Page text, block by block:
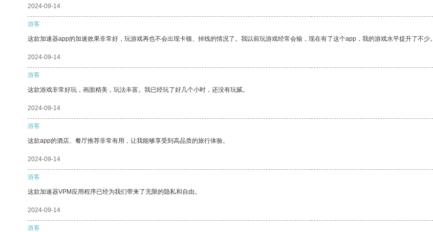
2024-09-14
游客
这款加速器app的加速效果非常好，玩游戏再也不会出现卡顿、掉线的情况了。我以前玩游戏经常会输，现在有了这个app，我的游戏水平提升了不少。
2024-09-14
游客
这款游戏非常好玩，画面精美，玩法丰富。我已经玩了好几个小时，还没有玩腻。
2024-09-14
游客
这款app的酒店、餐厅推荐非常有用，让我能够享受到高品质的旅行体验。
2024-09-14
游客
这款加速器VPM应用程序已经为我们带来了无限的隐私和自由。
2024-09-14
游客